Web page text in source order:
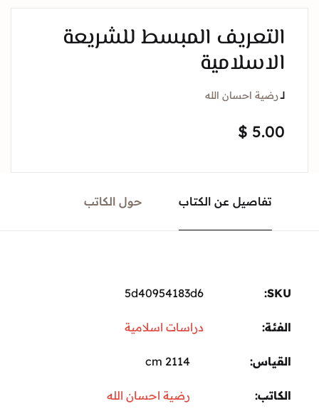
التعريف المبسط للشريعة
الاسلامية
لــرضية احسان الله
$ 5.00
تفاصيل عن الكتاب حول الكاتب
SKU:
5d40954183d6
الفئة: دراسات اسلامية
القياس 2114 cm
الكاتب رضية احسان الله